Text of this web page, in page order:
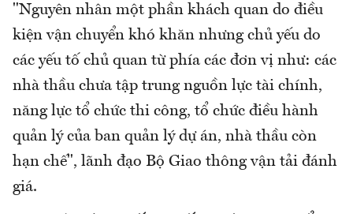
"Nguyên nhân một phần khách quan do điều
kiện vận chuyển khó khăn nhưng chủ yếu do
các yếu tố chủ quan từ phía các đơn vị như: các
nhà thầu chưa tập trung nguồn lực tài chính,
năng lực tổ chức thi công, tổ chức điều hành
quản lý của ban quản lý dự án, nhà thầu còn
hạn chế", lãnh đạo Bộ Giao thông vận tải đánh
giá.